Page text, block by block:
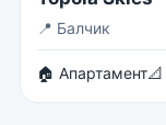
📍 Балчик
🏠 Апартамент